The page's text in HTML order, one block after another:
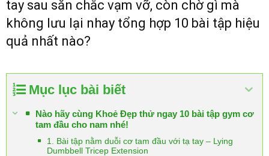
tay sau săn chắc vạm vỡ, còn chờ gì mà
không lưu lại nhay tổng hợp 10 bài tập hiệu
quả nhất nào?
Mục lục bài biết
Nào hãy cùng Khoẻ Đẹp thử ngay 10 bài tập gym cơ
tam đầu cho nam nhé!
1. Bài tập nằm duỗi cơ tam đầu với tạ tay – Lying
Dumbbell Tricep Extension